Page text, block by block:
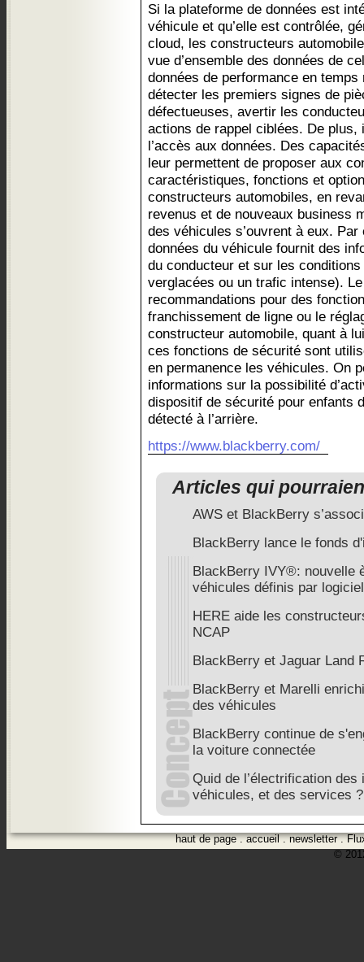
Si la plateforme de données est
véhicule et qu’elle est contrôlée,
cloud, les constructeurs
vue d’ensemble des données de
données de performance en
détecter les premiers signes de
défectueuses, avertir les
actions de rappel ciblées. De plus,
l’accès aux données. Des
leur permettent de proposer aux
caractéristiques, fonctions et
constructeurs automobiles, en
revenus et de nouveaux business
des véhicules s’ouvrent à eux.
données du véhicule fournit des
du conducteur et sur les
verglacées ou un trafic intense).
recommandations pour des
franchissement de ligne ou le
constructeur automobile, quant à
ces fonctions de sécurité sont
en permanence les véhicules. On
informations sur la possibilité
dispositif de sécurité pour enfants
détecté à l’arrière.
https://www.blackberry.com/
Articles qui
AWS et BlackBerry
BlackBerry lance le fonds
BlackBerry IVY®: nouvelle
véhicules définis par
HERE aide les
NCAP
BlackBerry et Jaguar Land
BlackBerry et Marelli
des véhicules
BlackBerry continue de
la voiture connectée
Quid de l’électrification
véhicules, et des services ?
haut de page.accueil.newsletter.
©